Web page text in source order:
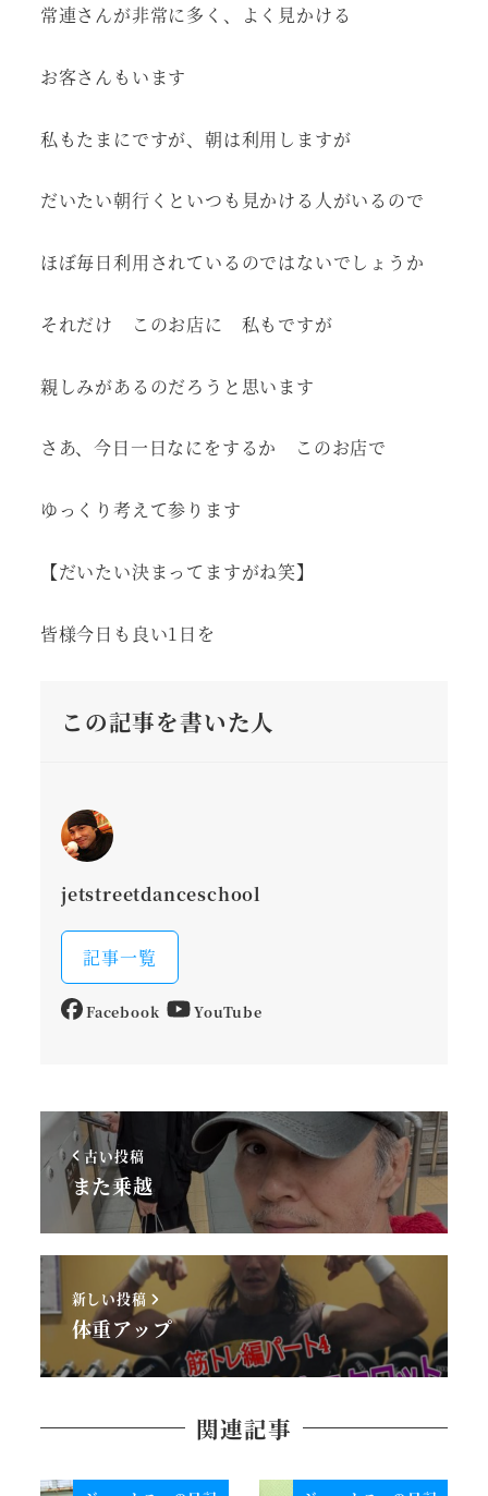
常連さんが非常に多く、よく見かける
お客さんもいます
私もたまにですが、朝は利用しますが
だいたい朝行くといつも見かける人がいるので
ほぼ毎日利用されているのではないでしょうか
それだけ このお店に 私もですが
親しみがあるのだろうと思います
さあ、今日一日なにをするか このお店で
ゆっくり考えて参ります
【だいたい決まってますがね笑】
皆様今日も良い1日を
この記事を書いた人
jetstreetdanceschool
記事一覧
Facebook YouTube
古い投稿
また乗越
新しい投稿
体重アップ
関連記事